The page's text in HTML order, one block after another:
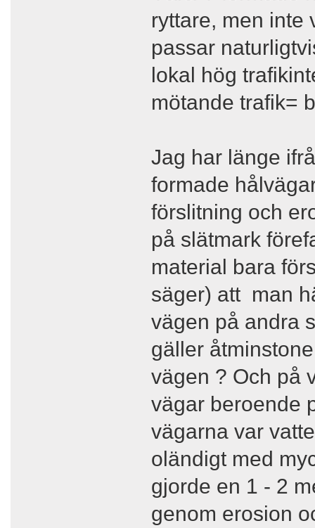
ryttare, men inte
passar
lokal hög
mötande trafik=
Jag har länge
formade
förslitning och
på slätmark
material bara
säger) att man
vägen på andra
gäller
vägen ? Och på
vägar beroende
vägarna var
oländigt med
gjorde en 1 - 2
genom erosion